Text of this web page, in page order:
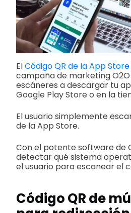
ElCódigo QR de la App Store
campaña de marketing O2O
escáneres a descargar tu
Google Play Store o en la
El usuario simplemente
de la App Store.
Con el potente software de
detectar qué sistema
el usuario para escanear el
Código QR de